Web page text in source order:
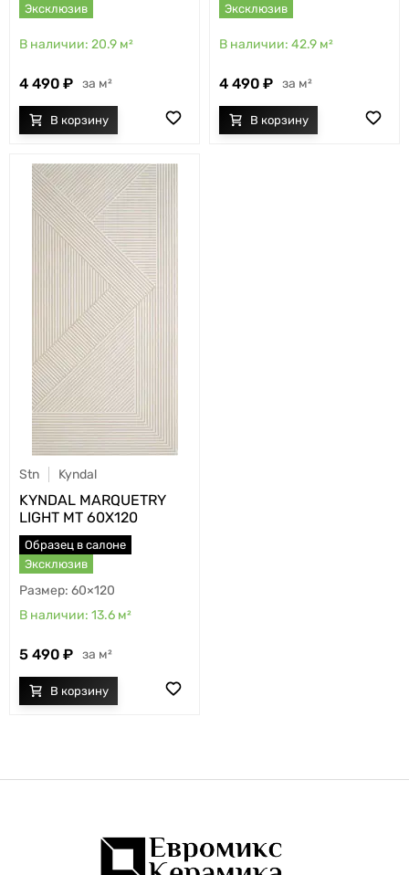
Эксклюзив
20.9 м²
4 490 м²
Эксклюзив
42.9 м²
4 490 м²
Stn Kyndal
KYNDAL MARQUETRY
LIGHT MT 60X120
Образец в салоне
Эксклюзив
60×120
13.6 м²
5 490 м²